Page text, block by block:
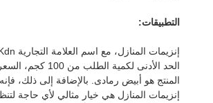
التطبيقات:
المنتج هو أبيض رمادى. بالإضافة إلى ذلك،
إنزيمات المنازل هي خيار مثالي لأي حاجة